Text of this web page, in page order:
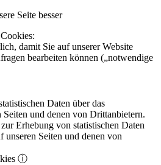
Seite besser
damit Sie auf unserer Website
bearbeiten können („notwendige
Daten über das
und denen von Drittanbietern.
Erhebung von statistischen Daten
unseren Seiten und denen von
ⓘ